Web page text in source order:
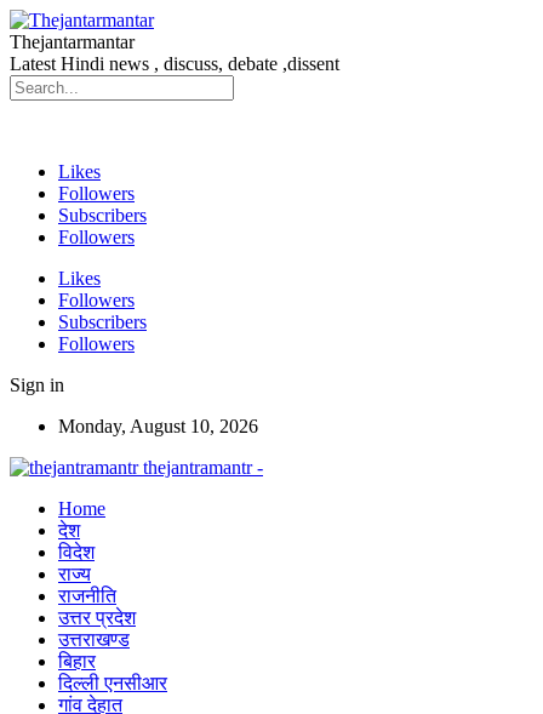
Thejantarmantar
Latest Hindi news , discuss, debate ,dissent
Likes
Followers
Subscribers
Followers
Likes
Followers
Subscribers
Followers
Sign in
Monday, August 10, 2026
thejantramantr -
Home
देश
विदेश
राज्य
राजनीति
उत्तर प्रदेश
उत्तराखण्ड
बिहार
दिल्ली एनसीआर
गांव देहात